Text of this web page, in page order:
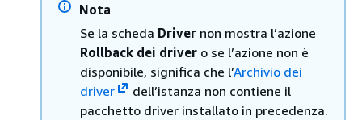
Nota
Se la scheda Driver non mostra l’azione
Rollback dei driver o se l’azione non è
disponibile, significa che l’Archivio dei
driver
dell’istanza non contiene il
pacchetto driver installato in precedenza.